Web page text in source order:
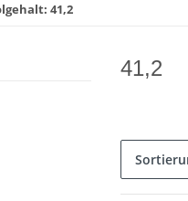
41,2
41,2